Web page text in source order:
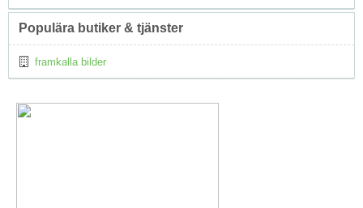
Populära butiker & tjänster
framkalla bilder